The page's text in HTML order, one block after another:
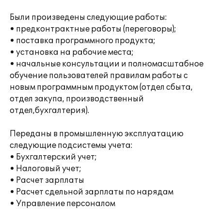
Были произведены следующие работы:
• предконтрактные работы (переговоры);
• поставка программного продукта;
• установка на рабочие места;
• начальные консультации и полномасштабное
обучение пользователей правилам работы с
новым программным продуктом (отдел сбыта,
отдел закупа, производственный
отдел,бухгалтерия).
Переданы в промышленную эксплуатацию
следующие подсистемы учета:
• Бухгалтерский учет;
• Налоговый учет;
• Расчет зарплаты
• Расчет сдельной зарплаты по нарядам
• Управление персоналом